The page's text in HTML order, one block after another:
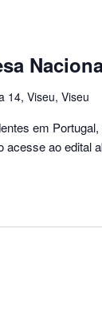
14, Viseu, Viseu
em
ao edital